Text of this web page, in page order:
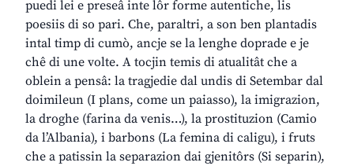
puedi lei e preseâ inte lôr forme autentiche, lis
poesiis di so pari. Che, paraltri, a son ben plantadis
intal timp di cumò, ancje se la lenghe doprade e je
chê di une volte. A tocjin temis di atualitât che a
oblein a pensâ: la tragjedie dal undis di Setembar dal
doimileun (I plans, come un paiasso), la imigrazion,
la droghe (farina da venis…), la prostituzion (Camio
da l’Albania), i barbons (La femina di caligu), i fruts
che a patissin la separazion dai gjenitôrs (Si separin),